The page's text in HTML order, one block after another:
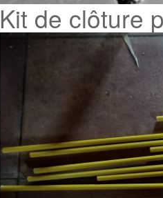
Kit de clôture